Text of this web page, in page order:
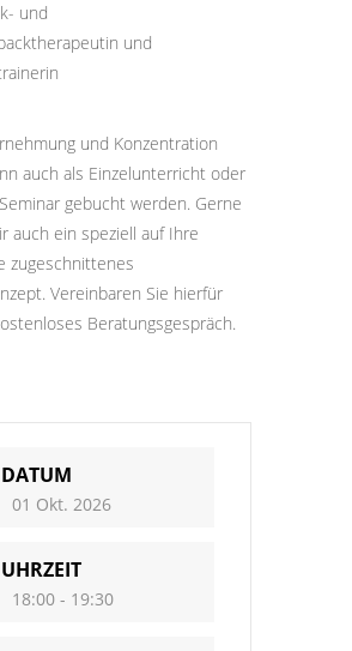
und
und
und Konzentration
auch als Einzelunterricht oder
gebucht werden. Gerne
auch ein speziell auf Ihre
zugeschnittenes
Vereinbaren Sie hierfür
Beratungsgespräch.
DATUM
01 Okt. 2026
UHRZEIT
18:00 - 19:30